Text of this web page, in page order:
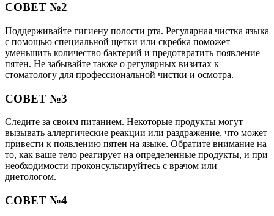
СОВЕТ №2
Поддерживайте гигиену полости рта. Регулярная чистка языка
с помощью специальной щетки или скребка поможет
уменьшить количество бактерий и предотвратить появление
пятен. Не забывайте также о регулярных визитах к
стоматологу для профессиональной чистки и осмотра.
СОВЕТ №3
Следите за своим питанием. Некоторые продукты могут
вызывать аллергические реакции или раздражение, что может
привести к появлению пятен на языке. Обратите внимание на
то, как ваше тело реагирует на определенные продукты, и при
необходимости проконсультируйтесь с врачом или
диетологом.
СОВЕТ №4